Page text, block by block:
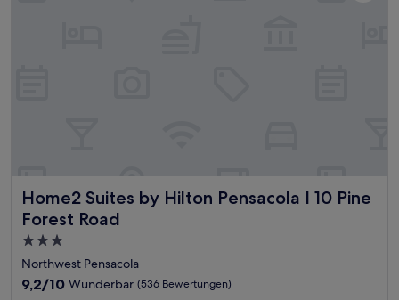
Home2 Suites by Hilton Pensacola I 10 Pine
Forest Road
Home2 Suites by Hilton Pensacola I 10 Pine Forest Road
3.0-
Sterne-
Unterkunft
Northwest Pensacola
9.2
9,2/10 Wunderbar (536 Bewertungen)